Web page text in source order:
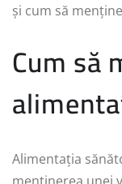
și cum să
Cum să
Alimentația
menținerea unei